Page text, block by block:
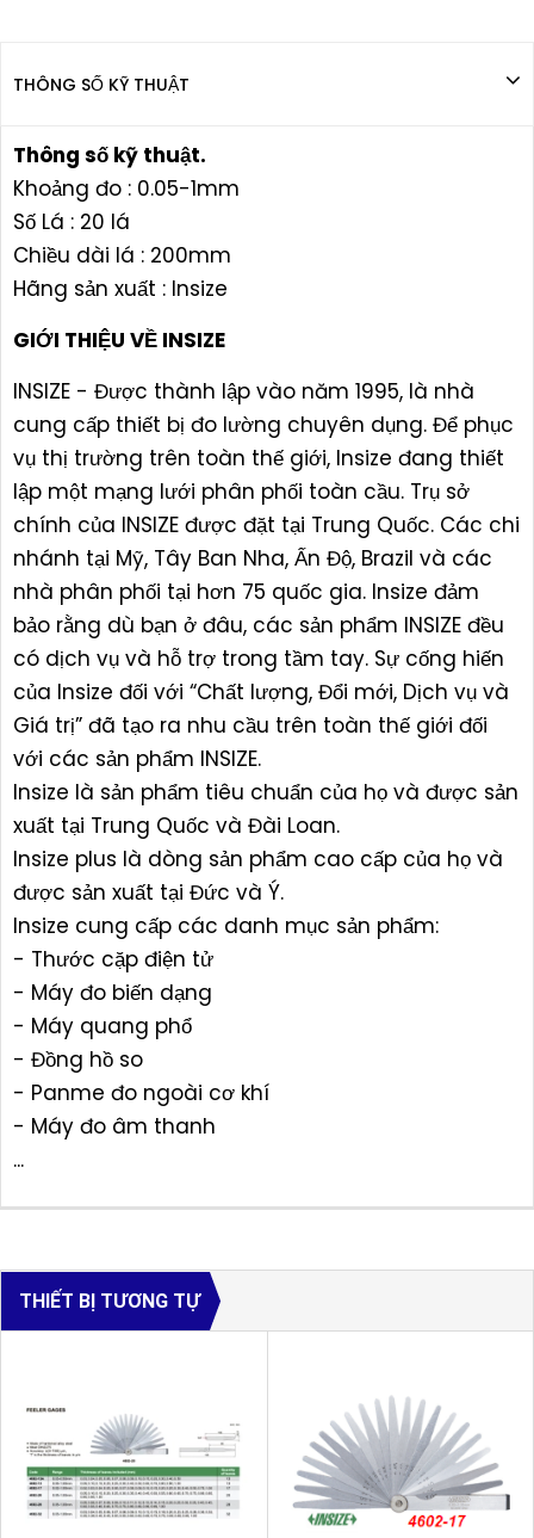
THÔNG SỐ KỸ THUẬT
Thông số kỹ thuật.
Khoảng đo : 0.05-1mm
Số Lá : 20 lá
Chiều dài lá : 200mm
Hãng sản xuất : Insize
GIỚI THIỆU VỀ INSIZE
INSIZE - Được thành lập vào năm 1995, là nhà
cung cấp thiết bị đo lường chuyên dụng. Để phục
vụ thị trường trên toàn thế giới, Insize đang thiết
lập một mạng lưới phân phối toàn cầu. Trụ sở
chính của INSIZE được đặt tại Trung Quốc. Các chi
nhánh tại Mỹ, Tây Ban Nha, Ấn Độ, Brazil và các
nhà phân phối tại hơn 75 quốc gia. Insize đảm
bảo rằng dù bạn ở đâu, các sản phẩm INSIZE đều
có dịch vụ và hỗ trợ trong tầm tay. Sự cống hiến
của Insize đối với “Chất lượng, Đổi mới, Dịch vụ và
Giá trị” đã tạo ra nhu cầu trên toàn thế giới đối
với các sản phẩm INSIZE.
Insize là sản phẩm tiêu chuẩn của họ và được sản
xuất tại Trung Quốc và Đài Loan.
Insize plus là dòng sản phẩm cao cấp của họ và
được sản xuất tại Đức và Ý.
Insize cung cấp các danh mục sản phẩm:
- Thước cặp điện tử
- Máy đo biến dạng
- Máy quang phổ
- Đồng hồ so
- Panme đo ngoài cơ khí
- Máy đo âm thanh
...
THIẾT BỊ TƯƠNG TỰ